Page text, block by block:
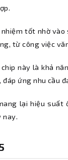
nhiệm tốt nhờ
từ công việc
này là khả
ứng nhu cầu
lại hiệu
nay.